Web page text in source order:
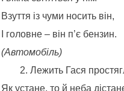
Взуття iз чуми носить вiн,
I головне – вiн п’є бензин.
(Автомобiль)
Лежить Гася
Як устане, то й неба